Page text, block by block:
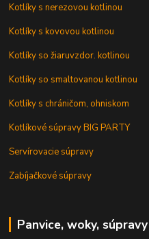
Kotlíky s nerezovou kotlinou
Kotlíky s kovovou kotlinou
Kotlíky so žiaruvzdor. kotlinou
Kotlíky so smaltovanou kotlinou
Kotlíky s chráničom, ohniskom
Kotlíkové súpravy BIG PARTY
Servírovacie súpravy
Zabíjačkové súpravy
Panvice, woky, súpravy